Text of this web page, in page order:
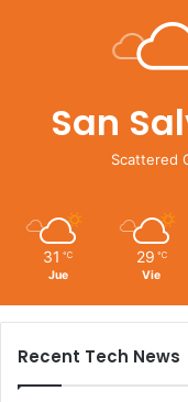
San
Scattered
31 ℃
Jue
29 ℃
Vie
Recent Tech News